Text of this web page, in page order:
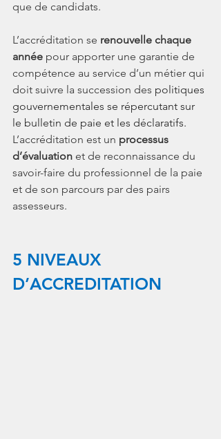
que de candidats.
L’accréditation se renouvelle chaque
année pour apporter une garantie de
compétence au service d’un métier qui
doit suivre la succession des politiques
gouvernementales se répercutant sur
le bulletin de paie et les déclaratifs.
L’accréditation est un processus
d’évaluation et de reconnaissance du
savoir-faire du professionnel de la paie
et de son parcours par des pairs
assesseurs.
5 NIVEAUX
D’ACCREDITATION